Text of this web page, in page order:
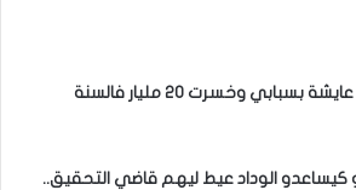
أيت منا: “الوداد اليوم عايشة بسبابي وخسرت 20 مليار فالسنة
كيساعدو الوداد عيط ليهم قاضي التحقيق..